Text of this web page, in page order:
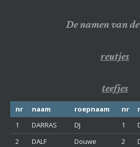
De namen van
reutjes
teefjes
nr naam roepnaam nr
1
DARRAS DJ 1
2
DALF Douwe 2